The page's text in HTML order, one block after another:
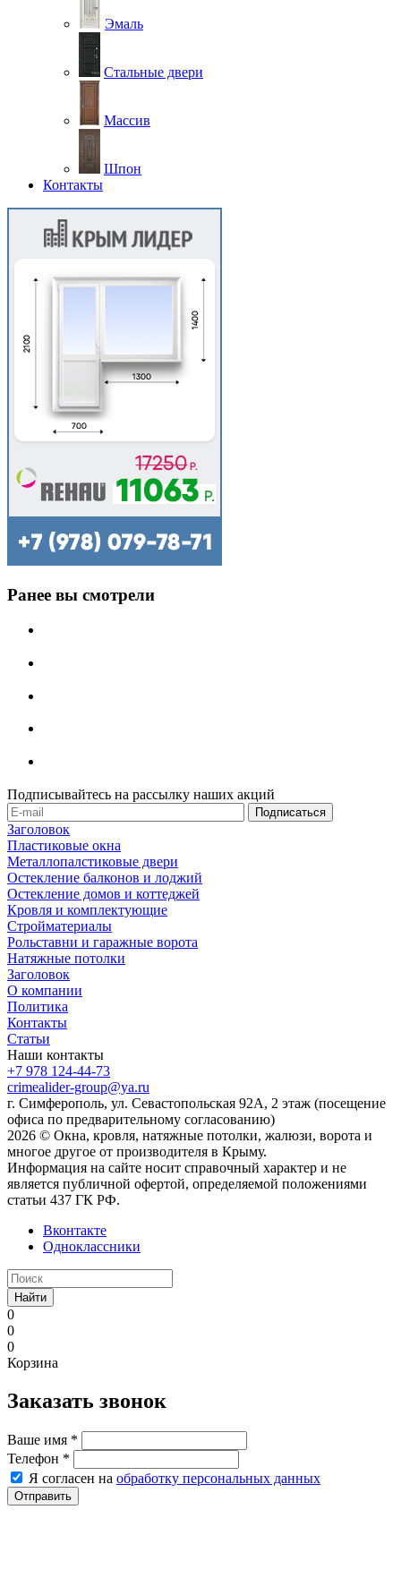
Эмаль
Стальные двери
Массив
Шпон
Контакты
Ранее вы смотрели
Подписывайтесь на рассылку наших акций
Заголовок
Пластиковые окна
Металлопалстиковые двери
Остекление балконов и лоджий
Остекление домов и коттеджей
Кровля и комплектующие
Стройматериалы
Рольставни и гаражные ворота
Натяжные потолки
Заголовок
О компании
Политика
Контакты
Статьи
Наши контакты
+7 978 124-44-73
crimealider-group@ya.ru
г. Симферополь, ул. Севастопольская 92А, 2 этаж (посещение
офиса по предварительному согласованию)
2026 © Окна, кровля, натяжные потолки, жалюзи, ворота и
многое другое от производителя в Крыму.
Информация на сайте носит справочный характер и не
является публичной офертой, определяемой положениями
статьи 437 ГК РФ.
Вконтакте
Одноклассники
Найти
0
0
0
Корзина
Заказать звонок
Ваше имя *
Телефон *
Я согласен на обработку персональных данных